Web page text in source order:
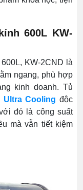
600L KW-
KW-2CND là
ngang, phù hợp
kinh doanh. Tủ
Cooling độc
đó là công suất
mà vẫn tiết kiệm